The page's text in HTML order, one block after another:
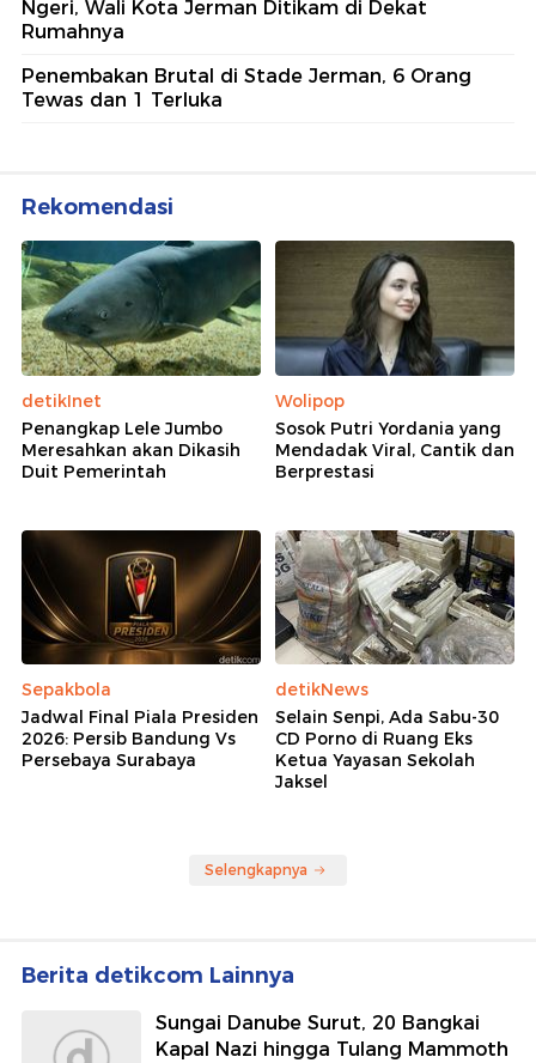
Ngeri, Wali Kota Jerman Ditikam di Dekat
Rumahnya
Penembakan Brutal di Stade Jerman, 6 Orang
Tewas dan 1 Terluka
Rekomendasi
detikInet
Penangkap Lele Jumbo
Meresahkan akan Dikasih
Duit Pemerintah
Wolipop
Sosok Putri Yordania yang
Mendadak Viral, Cantik dan
Berprestasi
Sepakbola
Jadwal Final Piala Presiden
2026: Persib Bandung Vs
Persebaya Surabaya
detikNews
Selain Senpi, Ada Sabu-30
CD Porno di Ruang Eks
Ketua Yayasan Sekolah
Jaksel
Selengkapnya
Berita detikcom Lainnya
Sungai Danube Surut, 20 Bangkai
Kapal Nazi hingga Tulang Mammoth